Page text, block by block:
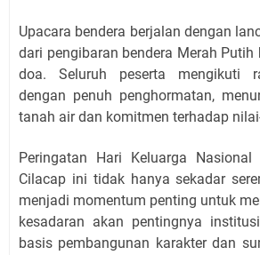
Upacara bendera berjalan dengan
dari pengibaran bendera Merah Putih
doa. Seluruh peserta mengikuti
dengan penuh penghormatan,
tanah air dan komitmen terhadap
Peringatan Hari Keluarga
Cilacap ini tidak hanya sekadar
menjadi momentum penting untuk
kesadaran akan pentingnya
basis pembangunan karakter dan